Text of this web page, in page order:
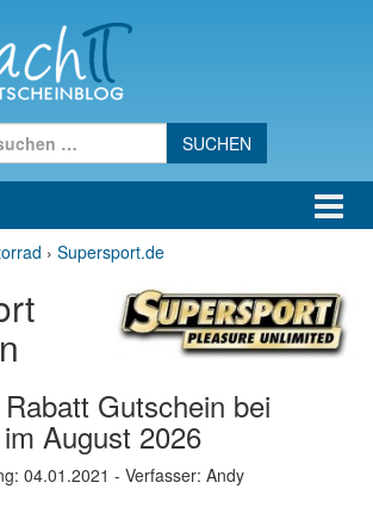
› Supersport.de
Gutschein bei
August 2026
04.01.2021 - Verfasser: Andy